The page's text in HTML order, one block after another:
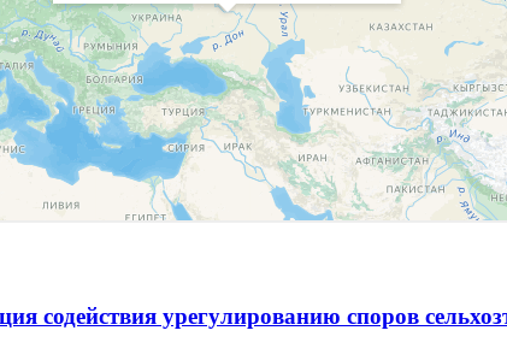
содействия урегулированию споров